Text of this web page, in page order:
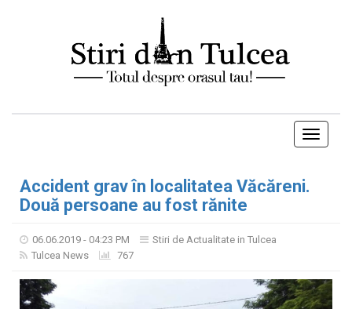
Toggle
Accident grav în localitatea Văcăreni.
Două persoane au fost rănite
06.06.2019 - 04:23 PM
Stiri de Actualitate in Tulcea
Tulcea News
767